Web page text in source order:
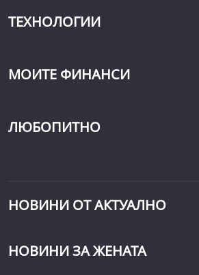
ТЕХНОЛОГИИ
МОИТЕ ФИНАНСИ
ЛЮБОПИТНО
НОВИНИ ОТ АКТУАЛНО
НОВИНИ ЗА ЖЕНАТА